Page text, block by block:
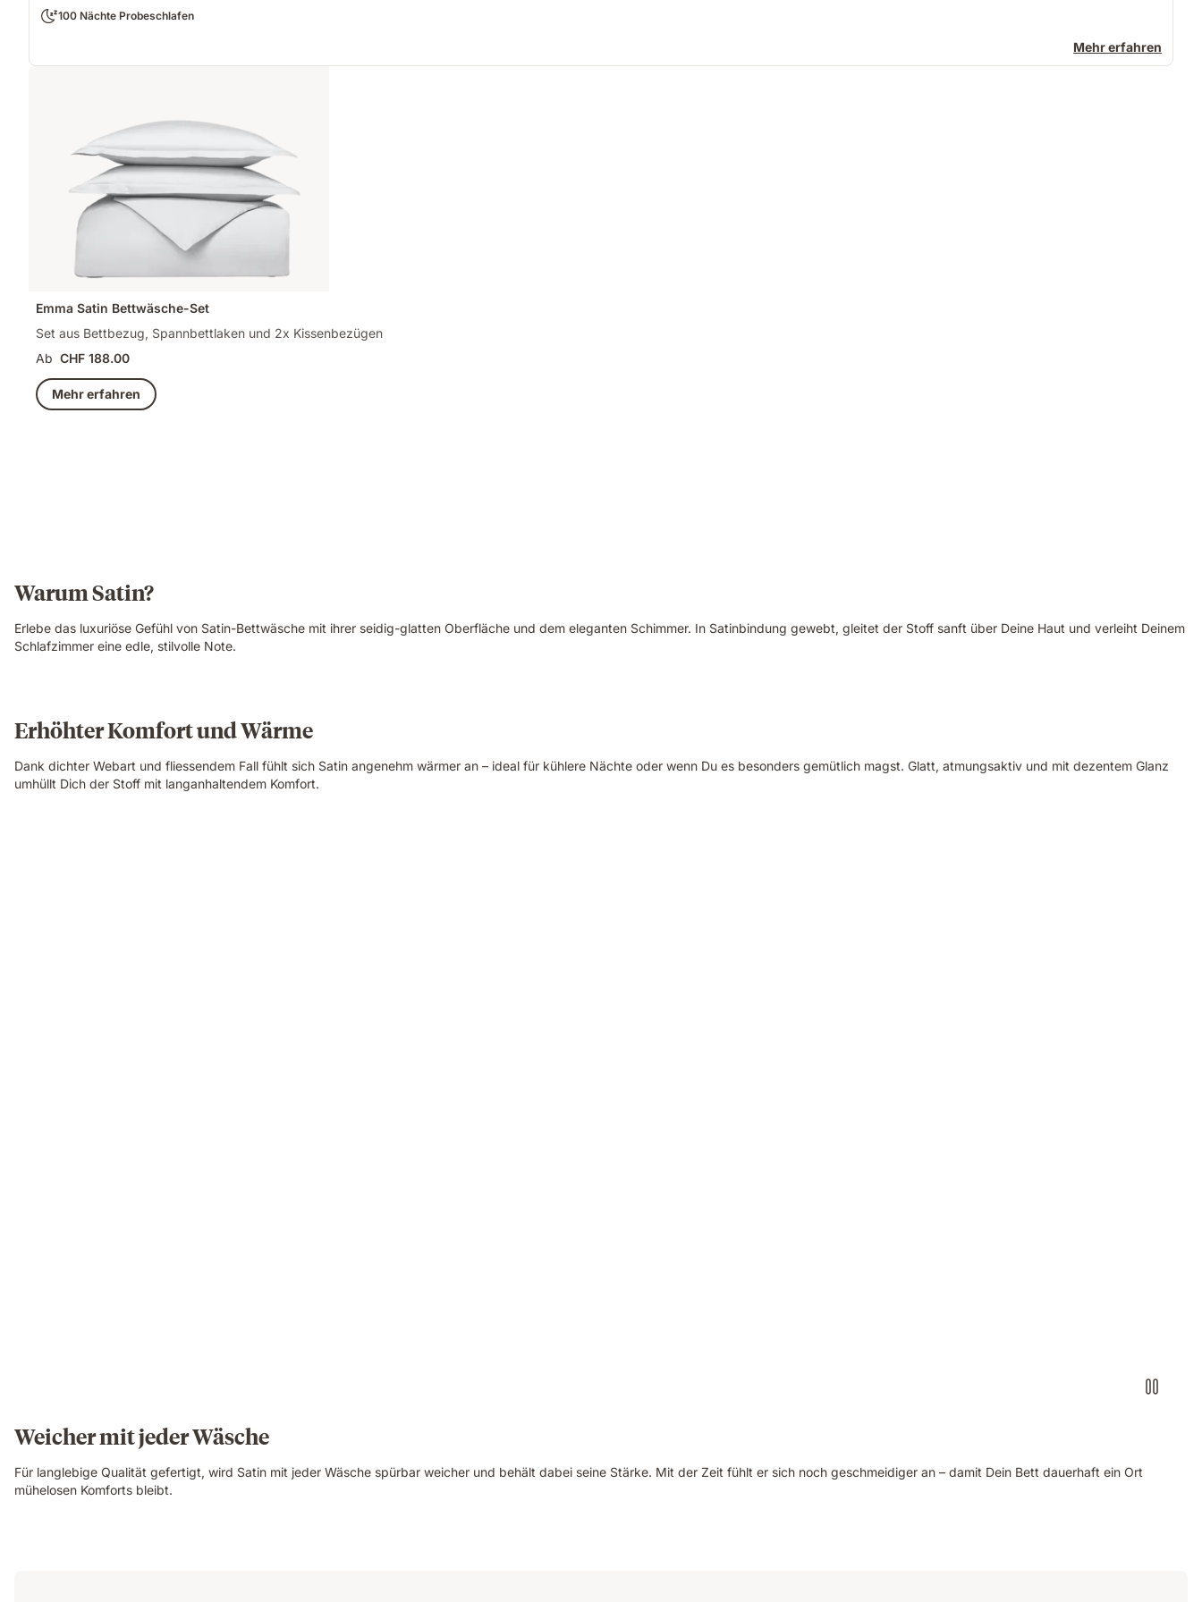
100 Nächte Probeschlafen
Mehr erfahren
Emma Satin Bettwäsche-Set
Set aus Bettbezug, Spannbettlaken und 2x Kissenbezügen
Ab CHF 188.00
Mehr erfahren
Warum Satin?
Erlebe das luxuriöse Gefühl von Satin-Bettwäsche mit ihrer seidig-glatten Oberfläche und dem eleganten Schimmer. In Satinbindung gewebt, gleitet der Stoff sanft über Deine Haut und verleiht Deinem
Schlafzimmer eine edle, stilvolle Note.
Erhöhter Komfort und Wärme
Dank dichter Webart und fliessendem Fall fühlt sich Satin angenehm wärmer an – ideal für kühlere Nächte oder wenn Du es besonders gemütlich magst. Glatt, atmungsaktiv und mit dezentem Glanz
umhüllt Dich der Stoff mit langanhaltendem Komfort.
Weicher mit jeder Wäsche
Für langlebige Qualität gefertigt, wird Satin mit jeder Wäsche spürbar weicher und behält dabei seine Stärke. Mit der Zeit fühlt er sich noch geschmeidiger an – damit Dein Bett dauerhaft ein Ort
mühelosen Komforts bleibt.